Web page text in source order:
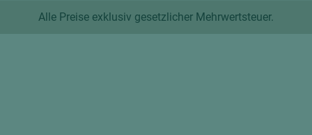
Alle Preise exklusiv gesetzlicher Mehrwertsteuer.